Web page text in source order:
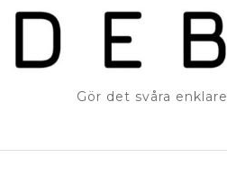
Gör det svåra enklare